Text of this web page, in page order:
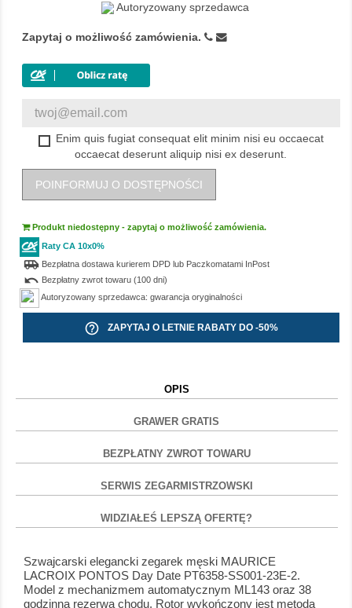
Autoryzowany sprzedawca
Zapytaj o możliwość zamówienia.
Enim quis fugiat consequat elit minim nisi eu occaecat
occaecat deserunt aliquip nisi ex deserunt.
POINFORMUJ O DOSTĘPNOŚCI
Produkt niedostępny - zapytaj o możliwość zamówienia.
Raty CA 10x0%
airport_shuttleBezpłatna dostawa kurierem DPD lub Paczkomatami InPost
undo Bezpłatny zwrot towaru (100 dni)
Autoryzowany sprzedawca: gwarancja oryginalności
help_outline ZAPYTAJ O LETNIE RABATY DO -50%
OPIS
GRAWER GRATIS
BEZPŁATNY ZWROT TOWARU
SERWIS ZEGARMISTRZOWSKI
WIDZIAŁEŚ LEPSZĄ OFERTĘ?
Szwajcarski elegancki zegarek męski MAURICE
LACROIX PONTOS Day Date PT6358-SS001-23E-2.
Model z mechanizmem automatycznym ML143 oraz 38
godzinną rezerwą chodu. Rotor wykończony jest metodą